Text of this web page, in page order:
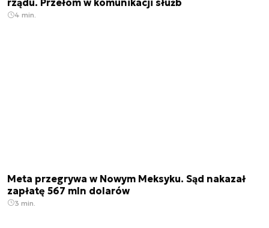
rządu. Przełom w komunikacji służb
4 min.
Meta przegrywa w Nowym Meksyku. Sąd nakazał
zapłatę 567 mln dolarów
3 min.